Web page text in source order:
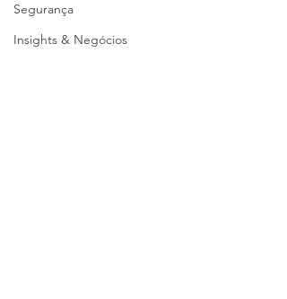
Segurança
Insights & Negócios